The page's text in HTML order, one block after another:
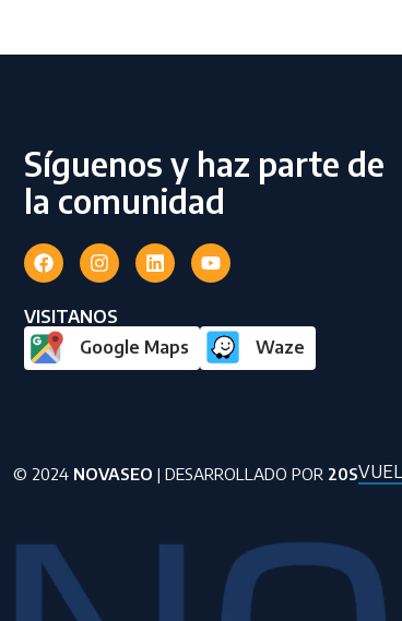
Síguenos y haz parte de
la comunidad
VISITANOS
Google Maps
Waze
© 2024 NOVASEO | DESARROLLADO POR 20S